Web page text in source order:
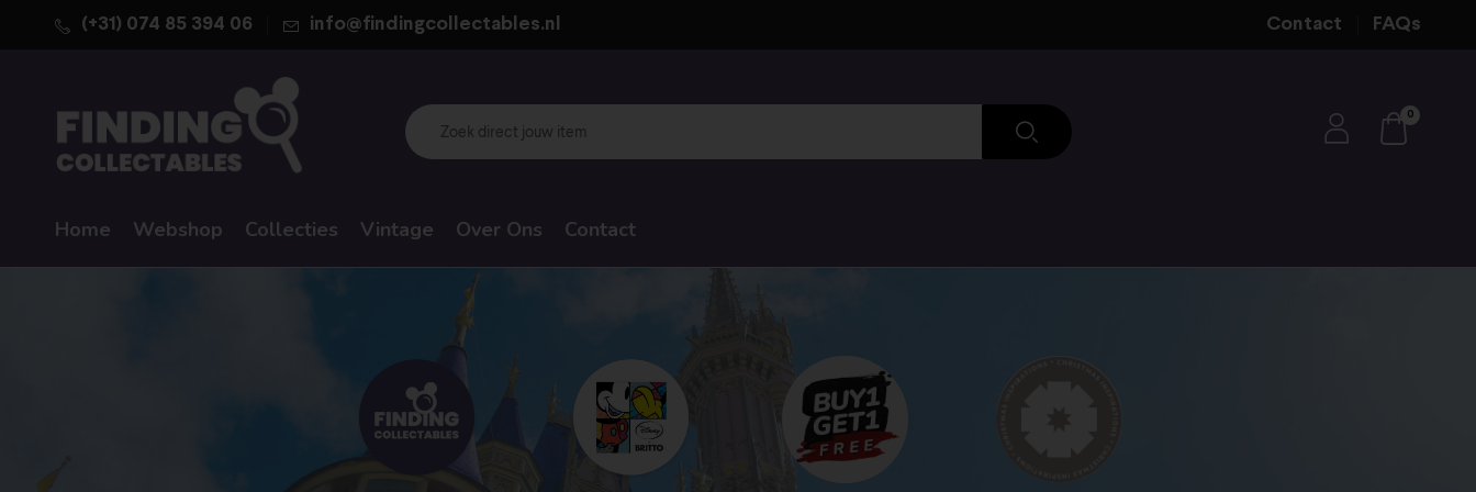
(+31) 074 85 394 06 info@findingcollectables.nl Contact FAQs
0
Home Webshop Collecties Vintage Over Ons Contact